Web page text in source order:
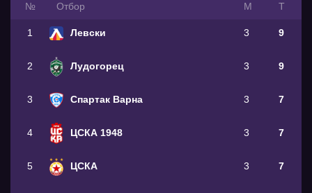
№ Oтбор М Т
1 Левски 3 9
2 Лудогорец 3 9
3 Спартак Варна 3 7
4 ЦСКА 1948 3 7
5 ЦСКА 3 7